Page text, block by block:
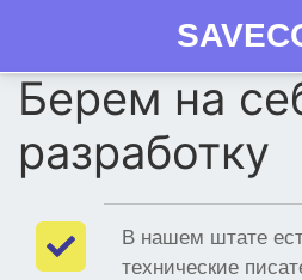
Skip
content
Продукция
Как
получить
СГР
Берем на
разработку
В нашем штате
технические